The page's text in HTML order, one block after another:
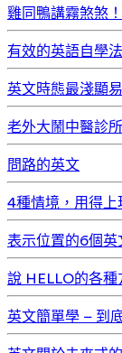
雞同鴨講霧煞煞
有效的英語自學
英文時態最淺顯
老外大鬧中醫診所
問路的英文
4種情境，用得上
表示位置的6個英
說 HELLO的各種
英文簡單學 – 到